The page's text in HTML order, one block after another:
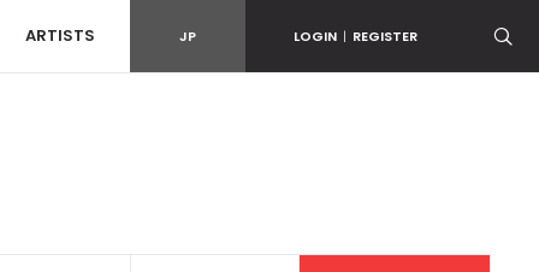
ARTISTS JP LOGIN | REGISTER